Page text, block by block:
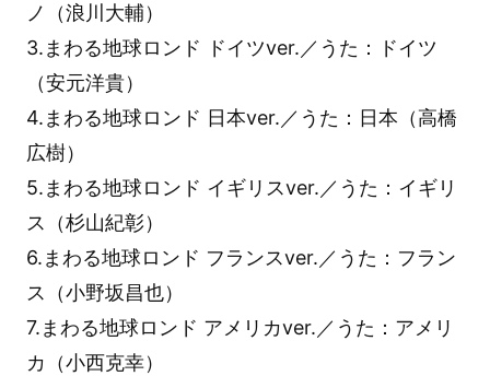
ノ（浪川大輔）
3.まわる地球ロンド ドイツver.／うた：ドイツ
（安元洋貴）
4.まわる地球ロンド 日本ver.／うた：日本（高橋
広樹）
5.まわる地球ロンド イギリスver.／うた：イギリ
ス（杉山紀彰）
6.まわる地球ロンド フランスver.／うた：フラン
ス（小野坂昌也）
7.まわる地球ロンド アメリカver.／うた：アメリ
カ（小西克幸）